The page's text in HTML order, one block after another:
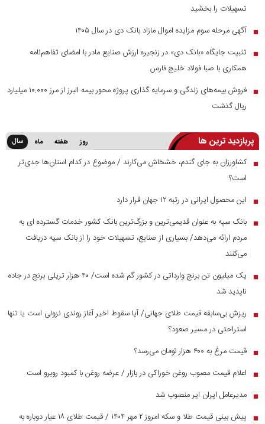
تسهیلات را بخشید
■ آگهی مرحله سوم مزایده اموال مازاد بانک دی در سال ۱۴۰۵
■
تثبیت جایگاه «بانک دی» در زنجیره ارزش صنایع مادر با امضای تفاهم‌نامه
همکاری با صبا فولاد خلیج فارس
■
فروش بیمه‌های زندگی و سرمایه گذاری پروژه محور بیمه البرز از مرز ۱۰.۰۰۰ میلیارد
ریال گذشت
پربازدید ترین ها روز هفته ماه سال
■ کشاورزان به جای گندم، خشخاش می‌کارند / موضوع در کدام استان‌ها جدی‌تر
است؟
■ این محصول ایرانی در رتبه ۱۲ جهان قرار دارد
■ بانک سپه به عنوان قدیمی‌ترین و بزرگ‌ترین بانک کشور خدمات گسترده ای به
مردم ارائه می‌دهد/ بسیاری از صنایع، تسهیلات خود را از بانک سپه دریافت
می‌کنند
■
یک میلیون تن برنج وارداتی در کشور گم شده است/ ۴۰ هزار تریلی برنج در جاده
ناپدید شد
■
ریزش بی‌سابقه قیمت طلای جهانی/ آیا سقوط اخیر آغاز روندی نزولی است یا تنها
استراحتی در مسیر صعود؟
■ قیمت مرغ به ۴۰۰ هزار تومان می‌رسد؟
■ اعلام قیمت مصوب روغن خوراکی در بازار / عرضه روغن با کمبود روبرو است
■ مدیرعامل ایران ایر منصوب شد
■
پیش بینی قیمت طلا و سکه امروز ۲ مهر ۱۴۰۴ / قیمت طلای ۱۸ عیار دوباره به